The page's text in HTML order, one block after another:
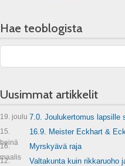
Hae teoblogista
Uusimmat artikkelit
19. joulu 7.0. Joulukertomus lapsille
15.
heinä
16.9. Meister Eckhart &
16.
maalis
Myrskyävä raja
12.
Valtakunta kuin rikkaruoho